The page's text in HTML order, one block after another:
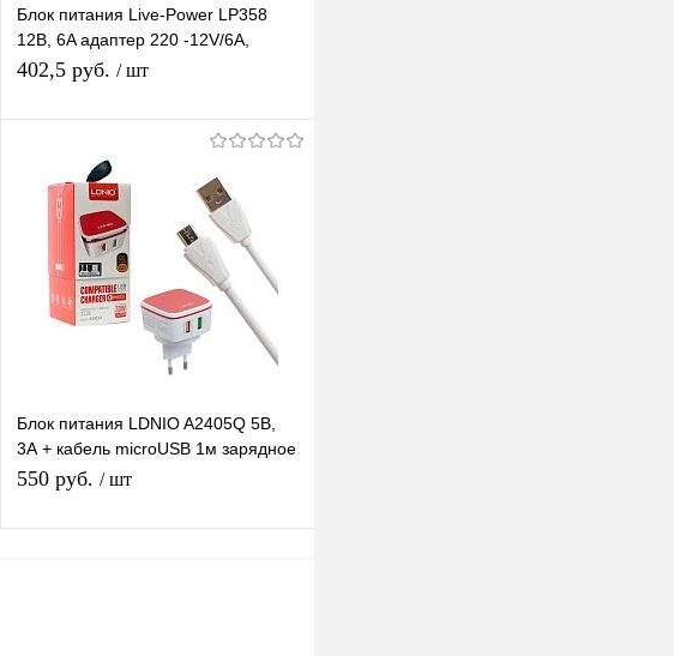
Блок питания Live-Power LP358
12В, 6A адаптер 220 -12V/6A,
штекер 5.5*2,5 мм
402,5 руб. / шт
Купить в 1 клик К сравнению
В избранное В наличии
Блок питания LDNIO A2405Q 5В,
3А + кабель microUSB 1м зарядное
устройство с 2 USB портами,
550 руб. / шт